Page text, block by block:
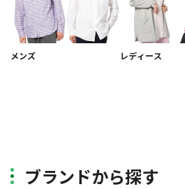
メンズ レディース
ブランドから探す